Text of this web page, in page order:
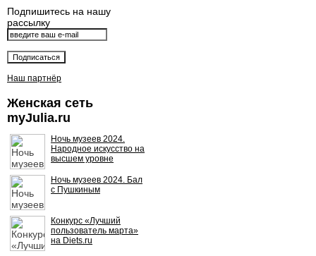
Подпишитесь на нашу
рассылку
Наш партнёр
Женская сеть
myJulia.ru
Ночь музеев 2024.
Народное искусство на
высшем уровне
Ночь музеев 2024. Бал
с Пушкиным
Конкурс «Лучший
пользователь марта»
на Diets.ru